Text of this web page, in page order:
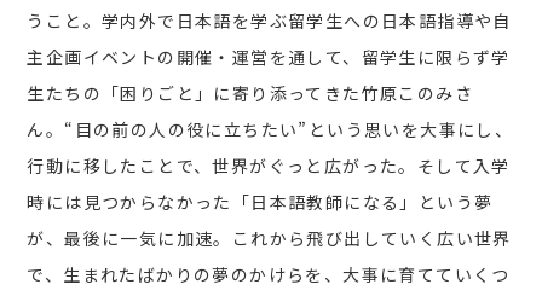
うこと。学内外で日本語を学ぶ留学生への日本語指導や自
主企画イベントの開催・運営を通して、留学生に限らず学
生たちの「困りごと」に寄り添ってきた竹原このみさ
ん。“目の前の人の役に立ちたい”という思いを大事にし、
行動に移したことで、世界がぐっと広がった。そして入学
時には見つからなかった「日本語教師になる」という夢
が、最後に一気に加速。これから飛び出していく広い世界
で、生まれたばかりの夢のかけらを、大事に育てていくつ